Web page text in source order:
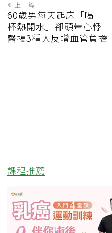
上一篇
60歲男每天起床「喝一
杯熱開水」卻頭暈心悸
醫揭3種人反增血管負擔
課程推薦